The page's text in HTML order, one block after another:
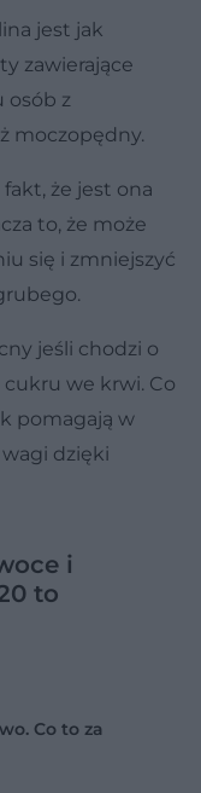
jest jak
zawierające
osób z
moczopędny.
że jest ona
to, że może
się i zmniejszyć
jeśli chodzi o
we krwi. Co
pomagają w
dzięki
i
to
Co to za